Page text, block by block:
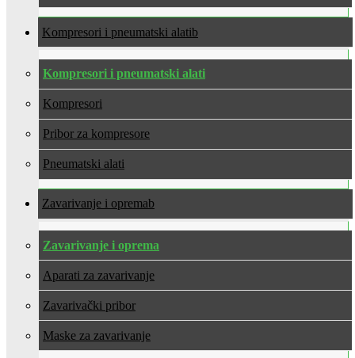
Kompresori i pneumatski alati
Kompresori i pneumatski alati
Kompresori
Pribor za kompresore
Pneumatski alati
Zavarivanje i oprema
Zavarivanje i oprema
Aparati za zavarivanje
Zavarivački pribor
Maske za zavarivanje